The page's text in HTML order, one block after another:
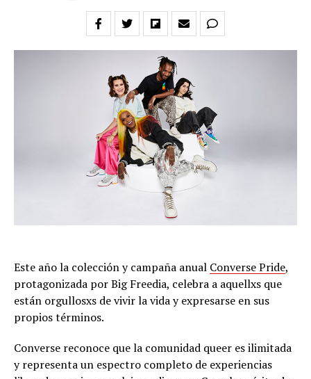
Este año la colección y campaña anual Converse Pride,
protagonizada por Big Freedia, celebra a aquellxs que
están orgullosxs de vivir la vida y expresarse en sus
propios términos.
Converse reconoce que la comunidad queer es ilimitada
y representa un espectro completo de experiencias